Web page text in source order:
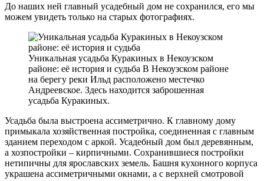
До наших ней главный усадебный дом не сохранился, его мы
можем увидеть только на старых фотографиях.
Уникальная усадьба Куракиных в Некоузском
районе: её история и судьба В Некоузском районе
на берегу реки Ильд расположено местечко
Андреевское. Здесь находится заброшенная
усадьба Куракиных.
Усадьба была выстроена ассиметрично. К главному дому
примыкала хозяйственная постройка, соединенная с главным
зданием переходом с аркой. Усадебный дом был деревянным,
а хозпостройки – кирпичными. Сохранившиеся постройки
нетипичны для ярославских земель. Башня кухонного корпуса
украшена ассиметричными окнами, а с верхней смотровой